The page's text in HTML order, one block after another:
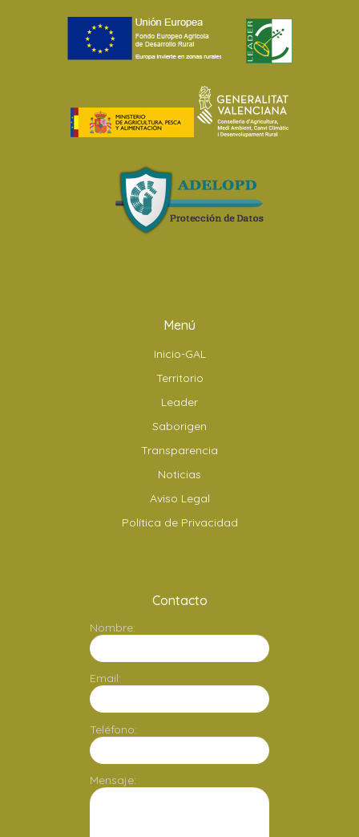
Menú
Inicio-GAL
Territorio
Leader
Saborigen
Transparencia
Noticias
Aviso Legal
Política de Privacidad
Contacto
Nombre:
Email:
Teléfono:
Mensaje: